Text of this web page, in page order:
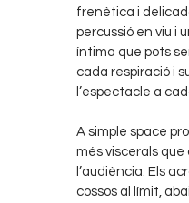
frenètica i
percussió en viu i
íntima que pots
cada respiració i
l’espectacle a
A simple space
més viscerals que
l’audiència. Els
cossos al límit,